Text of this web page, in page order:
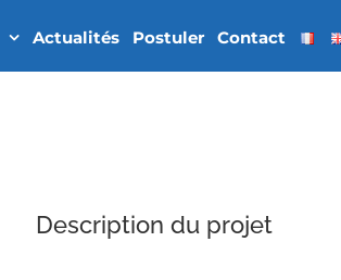
Actualités Postuler Contact
Description du projet